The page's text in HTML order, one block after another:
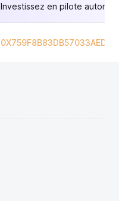
Investissez en pilote